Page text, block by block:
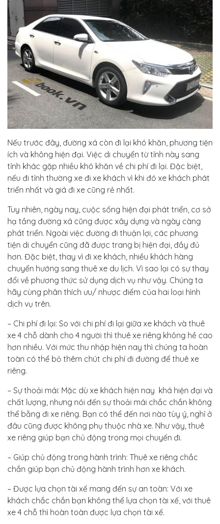
Nếu trước đây, đường xá còn đi lại khó khăn, phương tiện
ích và không hiện đại. Việc di chuyển từ tỉnh này sang
tỉnh khác gặp nhiều khó khăn về chi phí đi lại. Đặc biệt,
nếu đi tỉnh thường xe đi xe khách vì khi đó xe khách phát
triển nhất và giá đi xe cũng rẻ nhất.
Tuy nhiên, ngày nay, cuộc sống hiện đại phát triển, cơ sở
hạ tầng đường xá cũng được xây dựng và ngày càng
phát triển. Ngoài việc đường đi thuận lợi, các phương
tiện di chuyển cũng đã được trang bị hiện đại, đầy đủ
hơn. Đặc biệt, thay vì đi xe khách, nhiều khách hàng
chuyển hướng sang thuê xe du lịch. Vì sao lại có sự thay
đổi về phương thức sử dụng dịch vụ như vậy. Chúng ta
hãy cùng phân thích ưu/ nhược điểm của hai loại hình
dịch vụ trên.
– Chi phí đi lại: So với chi phí đi lại giữa xe khách và thuê
xe 4 chỗ dành cho 4 người thì thuê xe riêng không hề cao
hơn nhiều. Với mức thu nhập hiện nay thì chúng ta hoàn
toàn có thể bỏ thêm chút chi phí đi đường để thuê xe
riêng.
– Sự thoải mái: Mặc dù xe khách hiện nay khá hiện đại và
chất lượng, nhưng nói đến sự thoải mái chắc chắn không
thể bằng đi xe riêng. Bạn có thể đến nơi nào tùy ý, nghỉ ở
đâu cũng được không phụ thuộc nhà xe. Như vậy, thuê
xe riêng giúp bạn chủ động trong mọi chuyến đi.
– Giúp chủ động trong hành trình: Thuê xe riêng chắc
chắn giúp bạn chủ động hành trình hơn xe khách.
– Được lựa chọn tài xế mang đến sự an toàn: Với xe
khách chắc chắn bạn không thể lựa chọn tài xế, với thuê
xe 4 chỗ thì hoàn toàn được lựa chọn tài xế.